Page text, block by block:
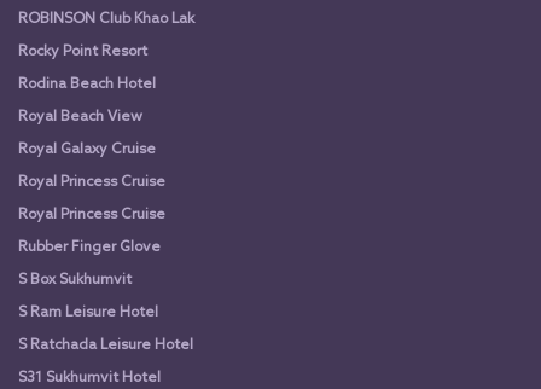
ROBINSON Club Khao Lak
Rocky Point Resort
Rodina Beach Hotel
Royal Beach View
Royal Galaxy Cruise
Royal Princess Cruise
Royal Princess Cruise
Rubber Finger Glove
S Box Sukhumvit
S Ram Leisure Hotel
S Ratchada Leisure Hotel
S31 Sukhumvit Hotel